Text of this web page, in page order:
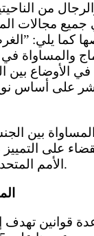
من
جميع مجالات
كما يلي:
والمساواة
الأوضاع بين
على
بين
على
الأمم المتحدة، مثل منهاج عمل بيج ي ن.
المادة 2:
قوانين تهدف